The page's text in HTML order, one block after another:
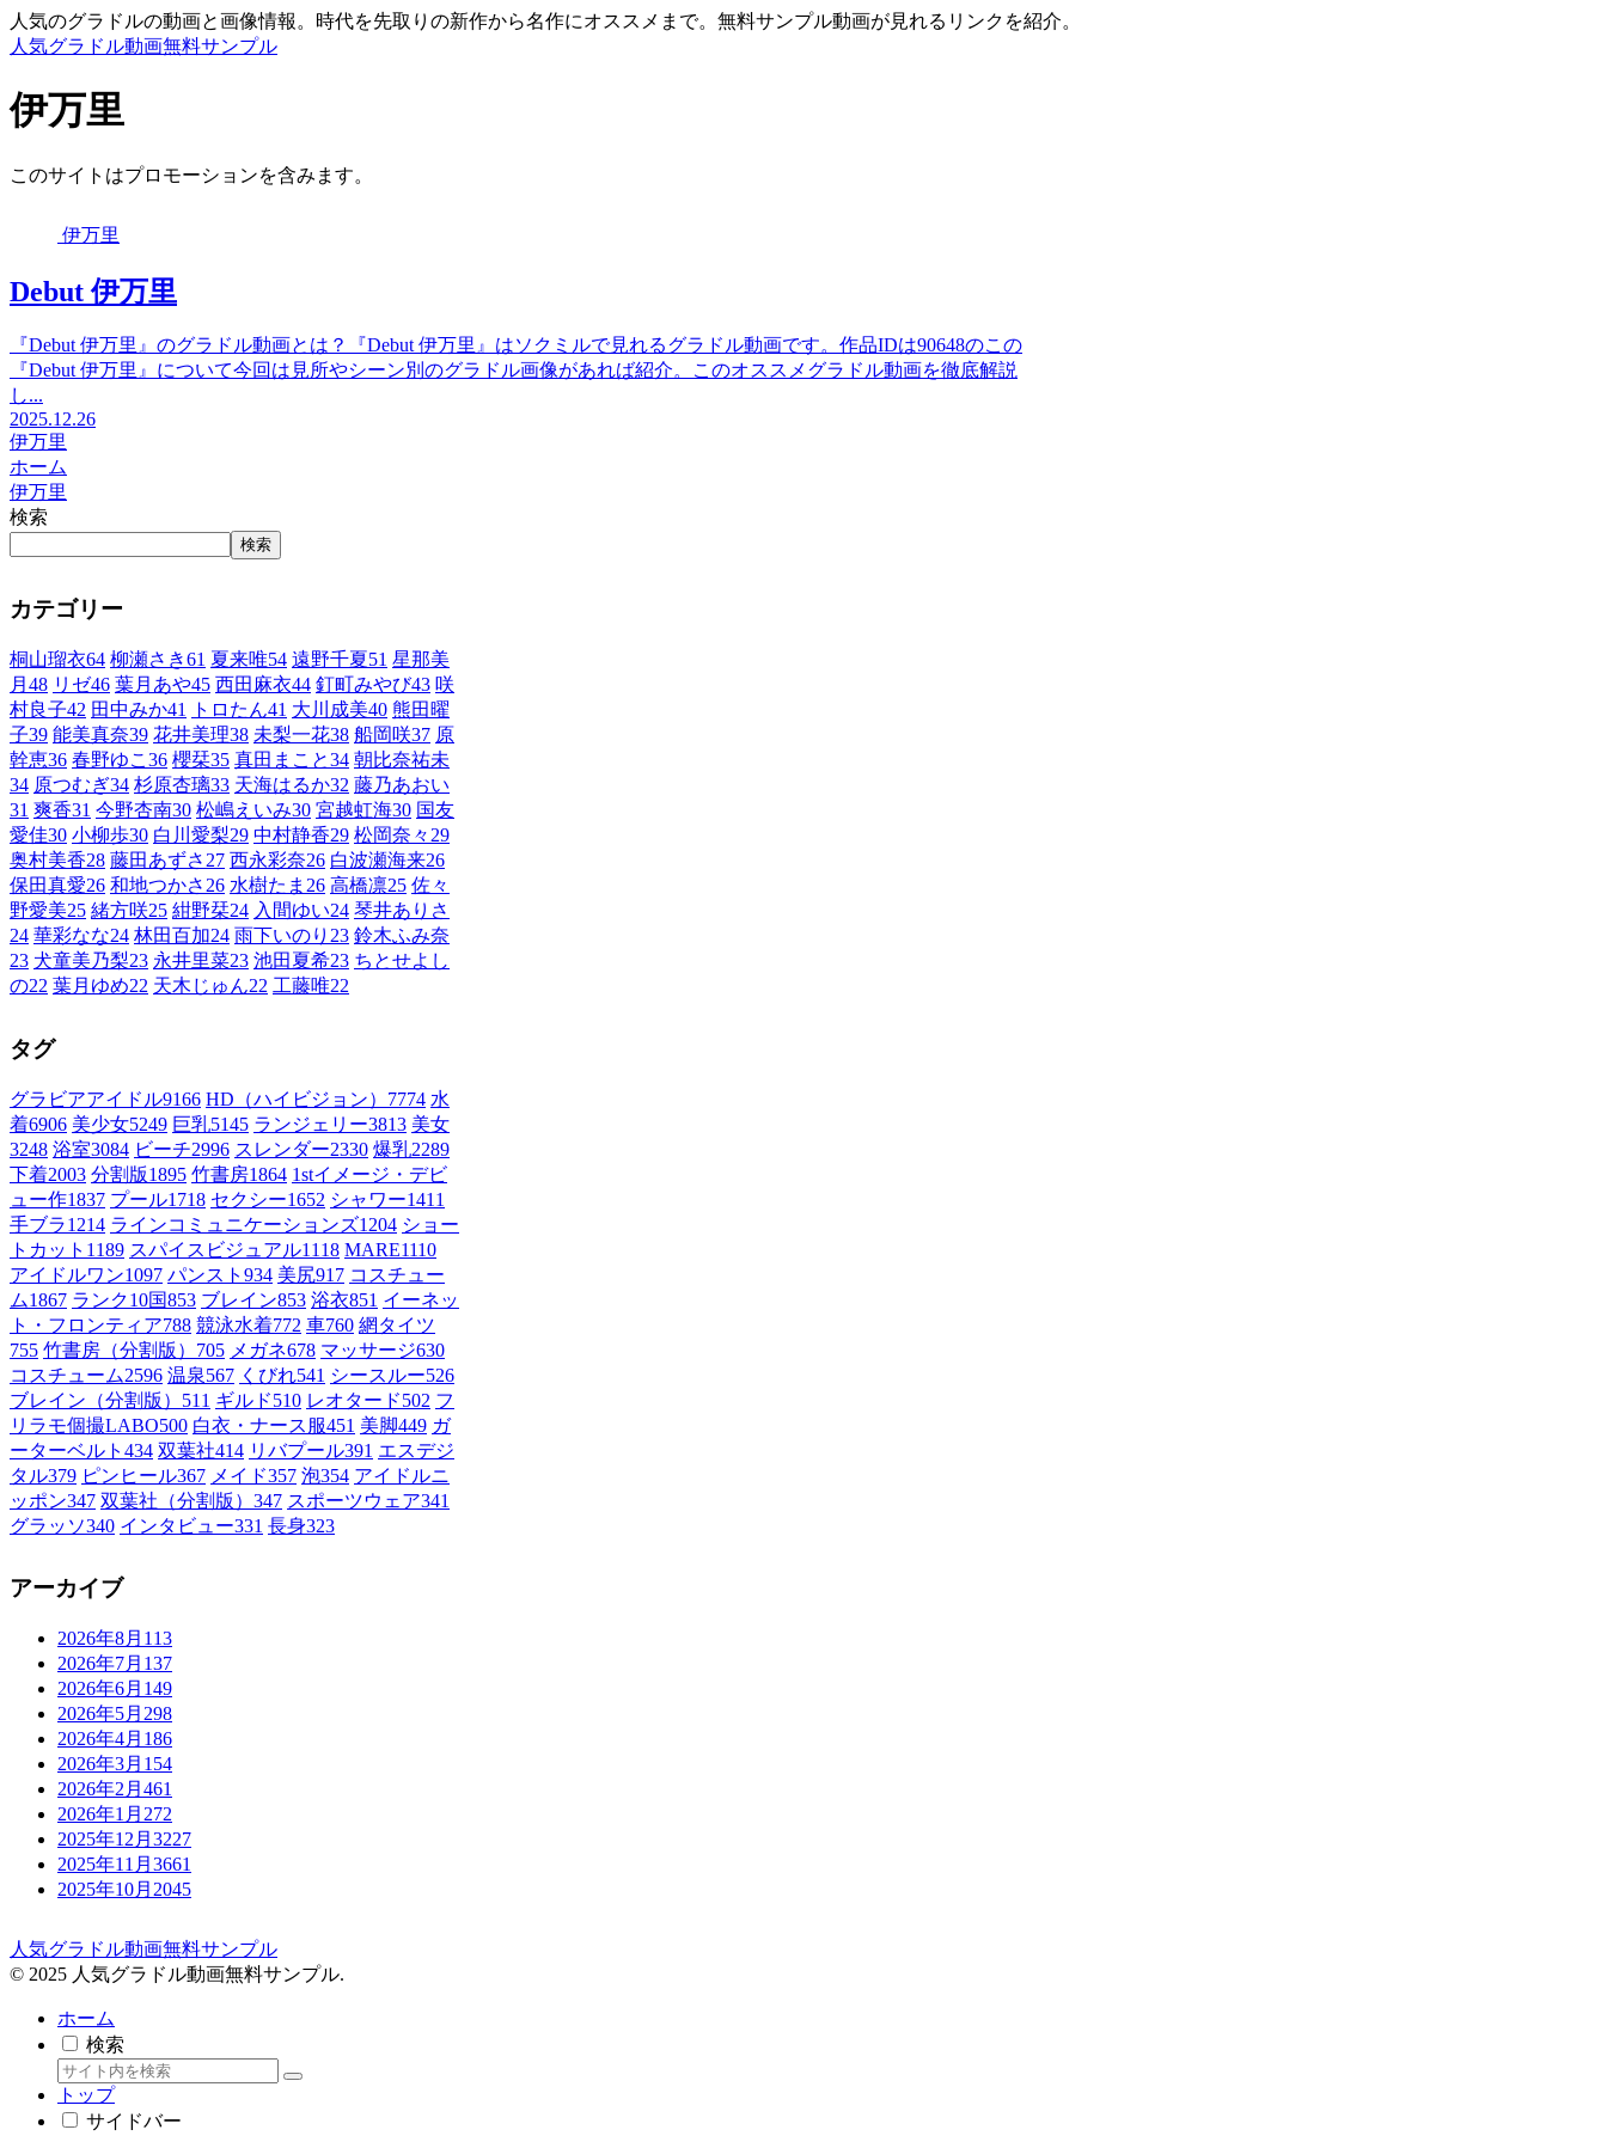
人気のグラドルの動画と画像情報。時代を先取りの新作から名作にオススメまで。無料サンプル動画が見れるリンクを紹介。
人気グラドル動画無料サンプル
伊万里
このサイトはプロモーションを含みます。
伊万里
Debut 伊万里
『Debut 伊万里』のグラドル動画とは？『Debut 伊万里』はソクミルで見れるグラドル動画です。作品IDは90648のこの
『Debut 伊万里』について今回は見所やシーン別のグラドル画像があれば紹介。このオススメグラドル動画を徹底解説
し...
2025.12.26
伊万里
ホーム
伊万里
検索
検索
カテゴリー
桐山瑠衣64 柳瀬さき61 夏来唯54 遠野千夏51 星那美
月 48 リゼ46 葉月あや45 西田麻衣44 釘町みやび43 咲
村良子42 田中みか41 トロたん41 大川成美40 熊田曜
子39 能美真奈39 花井美理38 未梨一花38 船岡咲37 原
幹恵36 春野ゆこ 36 櫻栞35 真田まこと34 朝比奈祐未
34 原つむぎ34 杉原杏璃33 天海はるか32 藤乃あおい
31 爽香31 今野杏南30 松嶋えいみ30 宮越虹海30 国友
愛佳30 小柳歩30 白川愛梨29 中村静香29 松岡奈々 29
奥村美香28 藤田あずさ 27 西永彩奈26 白波瀬海来26
保田真愛26 和地つかさ 26 水樹たま 26 高橋凛25 佐々
野愛美25 緒方咲25 紺野栞24 入間ゆい24 琴井ありさ
24 華彩なな24 林田百加24 雨下いのり 23 鈴木ふみ奈
23 犬童美乃梨23 永井里菜23 池田夏希23 ちとせよし
の22 葉月ゆめ22 天木じゅん22 工藤唯22
タグ
グラビアアイドル9166 HD（ハイビジョン） 7774 水
着6906 美少女5249 巨乳5145 ランジェリー3813 美女
3248 浴室3084 ビーチ2996 スレンダー2330 爆乳2289
下着2003 分割版1895 竹書房1864 1stイメージ・デビ
ュー作1837 プール1718 セクシー1652 シャワー1411
手ブラ1214 ラインコミュニケーションズ1204 ショー
トカット 1189 スパイスビジュアル1118 MARE1110
アイドルワン1097 パンスト 934 美尻917 コスチュー
ム1867 ランク10国853 ブレイン853 浴衣851 イーネッ
ト・フロンティア788 競泳水着772 車760 網タイツ
755 竹書房（分割版） 705 メガネ678 マッサージ630
コスチューム2596 温泉567 くびれ541 シースルー526
ブレイン（分割版） 511 ギルド510 レオタード502 フ
リラモ個撮LABO500 白衣・ナース服451 美脚449 ガ
ーターベルト 434 双葉社414 リバプール391 エスデジ
タル379 ピンヒール367 メイド357 泡354 アイドルニ
ッポン347 双葉社（分割版） 347 スポーツウェア341
グラッソ340 インタビュー331 長身323
アーカイブ
2026年8月 113
2026年7月 137
2026年6月 149
2026年5月 298
2026年4月 186
2026年3月 154
2026年2月 461
2026年1月 272
2025年12月 3227
2025年11月 3661
2025年10月 2045
人気グラドル動画無料サンプル
© 2025 人気グラドル動画無料サンプル.
ホーム
検索
トップ
サイドバー